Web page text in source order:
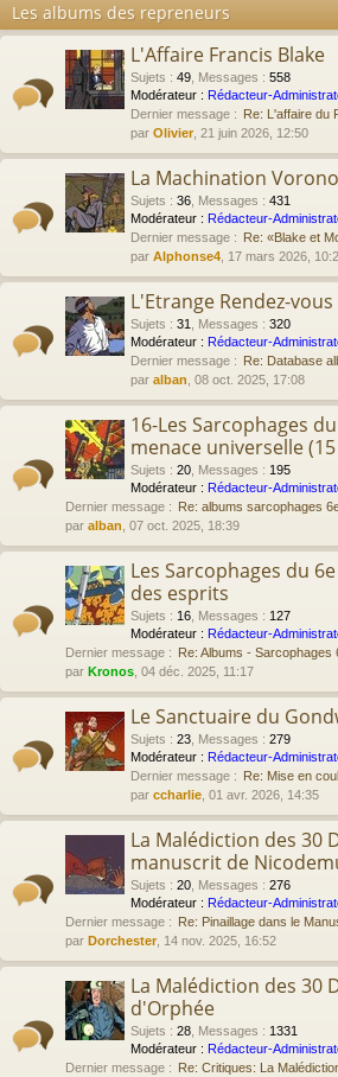
Les albums des repreneurs
L'Affaire Francis Blake
Sujets : 49 Messages : 558
Modérateur : Rédacteur-
Dernier message : Re: L'affaire du
par Olivier , 21 juin 2026, 12:50
La Machination
Sujets : 36 Messages : 431
Modérateur : Rédacteur-
Dernier message : Re: «Blake et
par Alphonse4 , 17 mars 2026,
L'Etrange Rendez-vous
Sujets : 31 Messages : 320
Modérateur : Rédacteur-
Dernier message : Re: Database
par alban , 08 oct. 2025, 17:08
16-Les Sarcophages
menace universelle
Sujets : 20 Messages : 195
Modérateur : Rédacteur-
Dernier message : Re: albums sarcophages
par alban , 07 oct. 2025, 18:39
Les Sarcophages du
des esprits
Sujets : 16 Messages : 127
Modérateur : Rédacteur-
Dernier message : Re: Albums - Sarcophages
par Kronos , 04 déc. 2025, 11:17
Le Sanctuaire du
Sujets : 23 Messages : 279
Modérateur : Rédacteur-
Dernier message : Re: Mise en
par ccharlie , 01 avr. 2026, 14:35
La Malédiction des 30
manuscrit de
Sujets : 20 Messages : 276
Modérateur : Rédacteur-
Dernier message : Re: Pinaillage dans le
par Dorchester , 14 nov. 2025, 16:52
La Malédiction des 30
d'Orphée
Sujets : 28 Messages : 1331
Modérateur : Rédacteur-
Dernier message : Re: Critiques: La